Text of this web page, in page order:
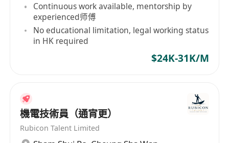
2. 能夠熟練使用中英粵三種語言進行高效溝通，尤
其在跨文化環境下展現卓越的表達與協調能力。
3. 對風險管理有深刻理解，能夠準確評估潛在風險
並制定相應的應對措施，降低不確定性對項目影
多個項目，保持高效率與高質量的工作輸出。
5. 思維敏捷，具有強烈的責任心與團隊合作精神，
能在壓力下保持冷靜並迅速做出決策。
Continuous work available, mentorship by
experienced师傅
No educational limitation, legal working status
in HK required
$24K-31K/M
機電技術員（通宵更）
Rubicon Talent Limited